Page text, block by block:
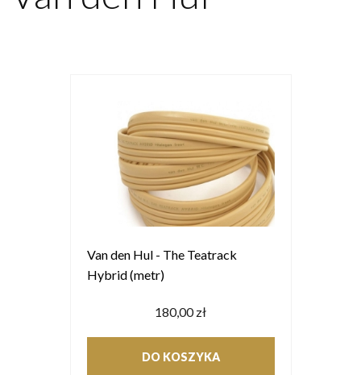
Van den Hul - The Teatrack
Hybrid (metr)
180,00 zł
DO KOSZYKA